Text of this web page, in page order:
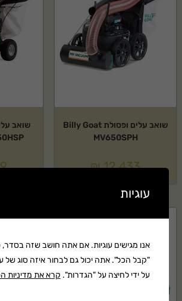
שואב עלים ופסולת Billy Goat
MV650SPH
₪12,433
שואב
עוגיות
אנו מגישים עוגיות. אם אתה חושב שזה
"קבל הכל". אתה יכול גם לבחור איזה סוג של
על ידי לחיצה על "הגדרות". קרא את מדיניות